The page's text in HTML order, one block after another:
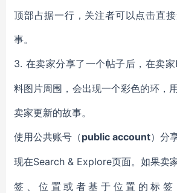
顶部占据一行，关注者可以点击直
事。
3. 在卖家分享了一个帖子后，在卖家
料图片周围，会出现一个彩色的环，
卖家更新的故事。
使用公共账号（public account）分
现在Search & Explore页面。如果卖
签、位置或者基于位置的标签